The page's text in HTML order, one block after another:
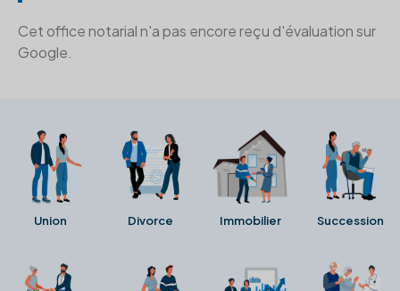
Cet office notarial n'a pas encore reçu d'évaluation sur
Google.
Union Divorce Immobilier Succession